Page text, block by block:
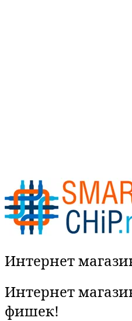
Интернет
Интернет
фишек!